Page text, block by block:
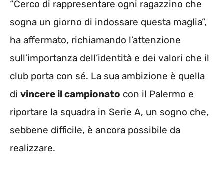
“Cerco di rappresentare ogni ragazzino che
sogna un giorno di indossare questa maglia”,
ha affermato, richiamando l’attenzione
sull’importanza dell’identità e dei valori che il
club porta con sé. La sua ambizione è quella
di vincere il campionato con il Palermo e
riportare la squadra in Serie A, un sogno che,
sebbene difficile, è ancora possibile da
realizzare.